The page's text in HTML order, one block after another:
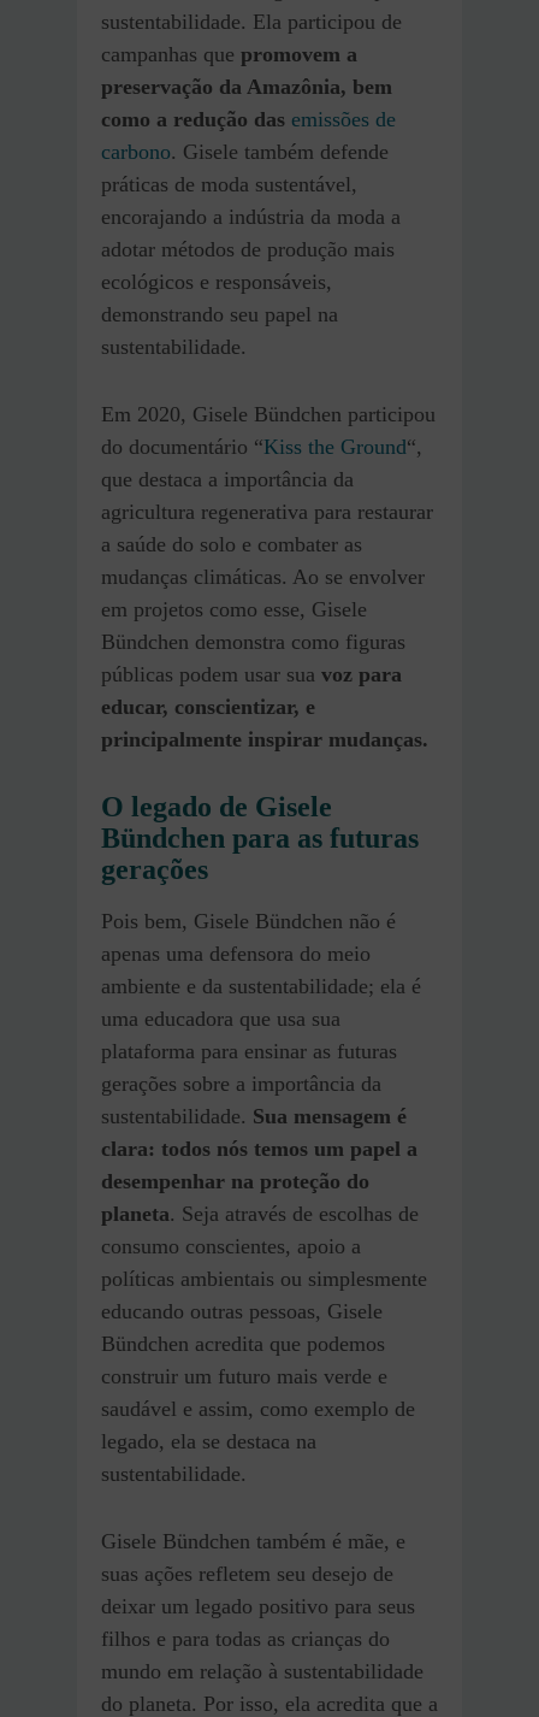
sustentabilidade. Ela participou de
campanhas que promovem a
preservação da Amazônia, bem
como a redução das emissões de
carbono. Gisele também defende
práticas de moda sustentável,
encorajando a indústria da moda a
adotar métodos de produção mais
ecológicos e responsáveis,
demonstrando seu papel na
sustentabilidade.
Em 2020, Gisele Bündchen participou
do documentário “Kiss the Ground“,
que destaca a importância da
agricultura regenerativa para restaurar
a saúde do solo e combater as
mudanças climáticas. Ao se envolver
em projetos como esse, Gisele
Bündchen demonstra como figuras
públicas podem usar sua voz para
educar, conscientizar, e
principalmente inspirar mudanças.
O legado de Gisele
Bündchen para as futuras
gerações
Pois bem, Gisele Bündchen não é
apenas uma defensora do meio
ambiente e da sustentabilidade; ela é
uma educadora que usa sua
plataforma para ensinar as futuras
gerações sobre a importância da
sustentabilidade. Sua mensagem é
clara: todos nós temos um papel a
desempenhar na proteção do
planeta. Seja através de escolhas de
consumo conscientes, apoio a
políticas ambientais ou simplesmente
educando outras pessoas, Gisele
Bündchen acredita que podemos
construir um futuro mais verde e
saudável e assim, como exemplo de
legado, ela se destaca na
sustentabilidade.
Gisele Bündchen também é mãe, e
suas ações refletem seu desejo de
deixar um legado positivo para seus
filhos e para todas as crianças do
mundo em relação à sustentabilidade
do planeta. Por isso, ela acredita que a